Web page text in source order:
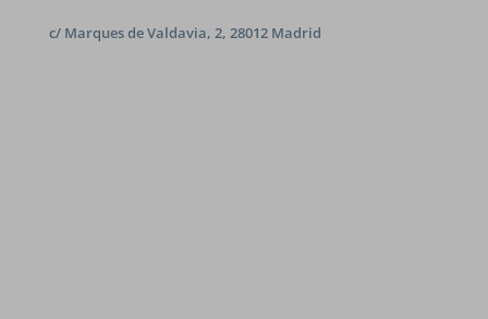
c/ Marques de Valdavia, 2, 28012 Madrid